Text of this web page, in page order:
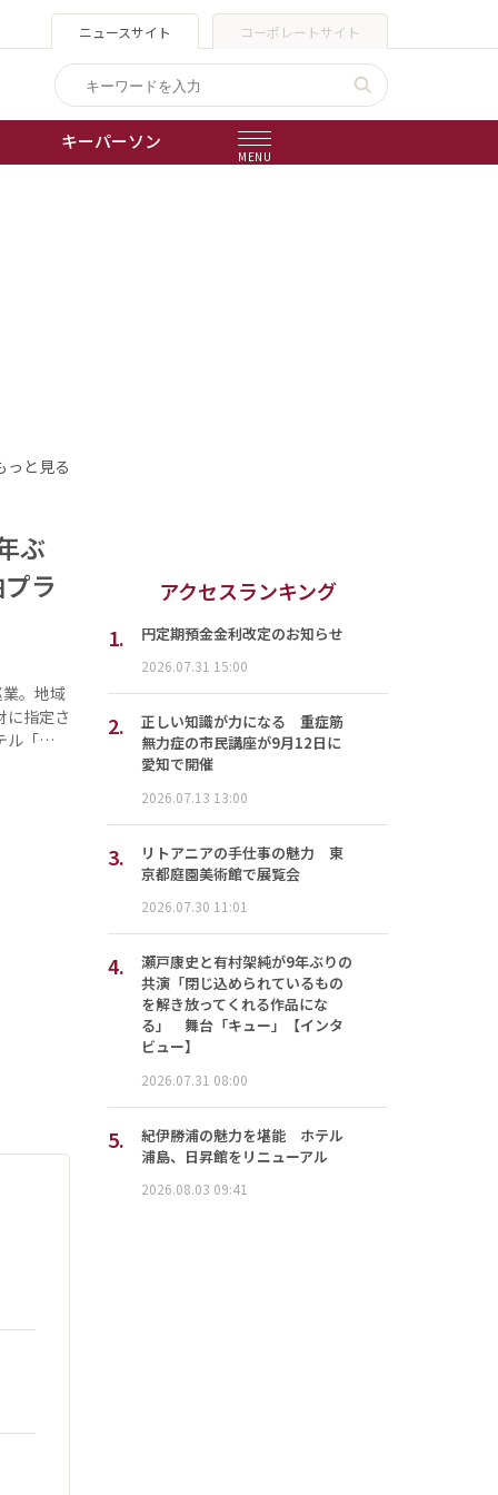
ニュースサイト コーポレートサイト
キーパーソン
MENU
っと見る
ぶ
ラ
。地域
に指定さ
ル「…
アクセスランキング
1.
円定期預金金利改定のお知らせ
2026.07.31 15:00
2.
正しい知識が力になる 重症筋
無力症の市民講座が9月12日に
愛知で開催
2026.07.13 13:00
3.
リトアニアの手仕事の魅力 東
京都庭園美術館で展覧会
2026.07.30 11:01
4.
瀬戸康史と有村架純が9年ぶりの
共演「閉じ込められているもの
を解き放ってくれる作品にな
る」 舞台「キュー」【インタ
ビュー】
2026.07.31 08:00
5.
紀伊勝浦の魅力を堪能 ホテル
浦島、日昇館をリニューアル
2026.08.03 09:41